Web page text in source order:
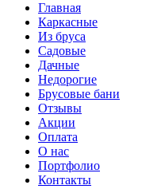
Главная
Каркасные
Из бруса
Садовые
Дачные
Недорогие
Брусовые бани
Отзывы
Акции
Оплата
О нас
Портфолио
Контакты